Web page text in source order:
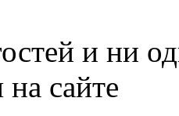
и ни
на сайте